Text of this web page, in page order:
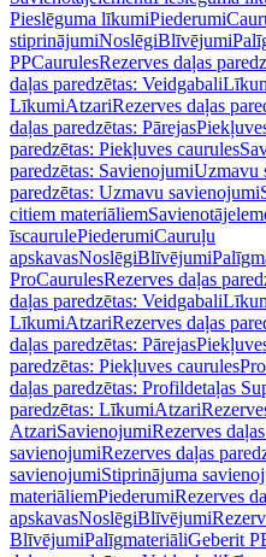
Pieslēguma līkumiPiederumi
stiprinājumiNoslēgiBlīvējumi
PPCaurulesRezerves daļas
daļas paredzētas: Veidgabali
LīkumiAtzariRezerves daļas
daļas paredzētas: Pārejas
paredzētas: Piekļuves caurules
paredzētas: SavienojumiUzmavu
paredzētas: Uzmavu savienojumi
citiem materiāliem
īscaurulePiederumiCauruļu
apskavasNoslēgiBlīvējumi
ProCaurulesRezerves daļas
daļas paredzētas: Veidgabali
LīkumiAtzariRezerves daļas
daļas paredzētas: Pārejas
paredzētas: Piekļuves caurules
daļas paredzētas: Profildetaļas
paredzētas: LīkumiAtzari
AtzariSavienojumiRezerves
savienojumiRezerves daļas
savienojumiStiprinājuma
materiāliemPiederumiRezerves
apskavasNoslēgiBlīvējumi
BlīvējumiPalīgmateriāliGeberit